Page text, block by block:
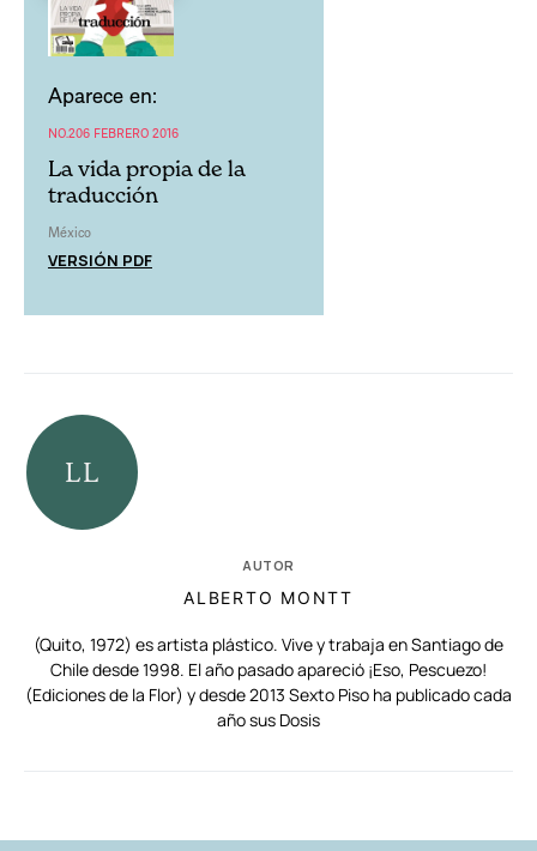
Aparece en:
NO.206 FEBRERO 2016
La vida propia de la
traducción
México
VERSIÓN PDF
AUTOR
ALBERTO MONTT
(Quito, 1972) es artista plástico. Vive y trabaja en Santiago de
Chile desde 1998. El año pasado apareció ¡Eso, Pescuezo!
(Ediciones de la Flor) y desde 2013 Sexto Piso ha publicado cada
año sus Dosis